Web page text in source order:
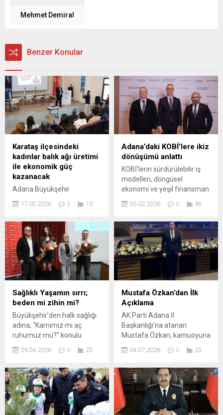
Mehmet Demiral
Benzer Konular
Karataş ilçesindeki
kadınlar balık ağı üretimi
ile ekonomik güç
kazanacak
Adana Büyükşehir
tarafından 18 Nisan 2025
doğrultusunda, Adana ili
sınırları içerisinde faaliyet
gösteren kadın girişimcileri
ve kadın kooperatiflerini
desteklemek, teşvik etmek
ve güçlendirmek amacıyla
ayni ve nakdi desteklerin
sağlanması ile ortak projeler
çalışmalar başlatıldı. Bu
kapsamda yürütülen “Kadın
Ağı ile Sürdürülebilir
Gelecek” projesi...
17.03.2026 0 15
Adana’daki KOBİ’lere ikiz
dönüşümü anlattı
KOBİ’lerin sürdürülebilir iş
modelleri, döngüsel
ekonomi ve yeşil finansman
amacıyla TÜRKONFED ve
yürütülen İkiz Dönüşümde
Yeni Ufuklar Projesi
kapsamında Adana’da bir
etkinlik düzenlendi.
Programın açılışında
konuşan TÜRKONFED
Yönetim Kurulu Başkan
Yardımcısı ve
ÇUKUROVASİFED Yönetim
Kurulu Başkanı Vedat Gizer,
rekabetçiliği artırmanın
yolunun KOBİ’lerin...
05.02.2026 0 46
Sağlıklı Yaşamın sırrı;
beden mi zihin mi?
Büyükşehir’den halk sağlığı
adına; “Karnımız mı aç
ruhumuz mu?” konulu
Belediyesi Sağlık ve Sosyal
ile Medical Park Adana
Hastanesi iş birliğinde
düzenlenen “Karnımız mı
Aç, Ruhumuz mu? başlıklı
09.04.2026 0 23
Mustafa Özkan’dan İlk
Açıklama
AK Parti Adana İl
Başkanlığı’na atanan
Mustafa Özkan, kamuoyuna
Özkan; “Şahsımı AK Parti
layık gören
Cumhurbaşkanımız ve
Genel Başkanımız Sayın
Recep Tayyip Erdoğan’a
04.07.2026 0 23